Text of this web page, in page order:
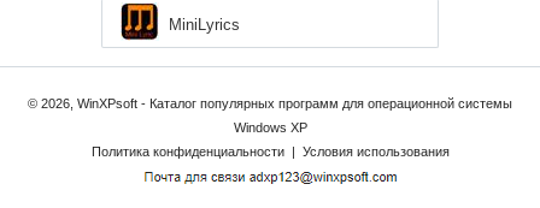
MiniLyrics
© 2026, WinXPsoft - Каталог популярных программ для операционной системы
Windows XP
Политика конфиденциальности
| Условия использования